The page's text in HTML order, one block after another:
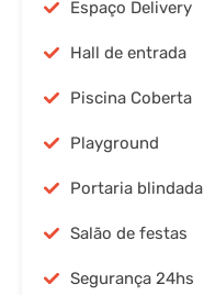
Espaço Delivery
Hall de entrada
Piscina Coberta
Playground
Portaria blindada
Salão de festas
Segurança 24hs